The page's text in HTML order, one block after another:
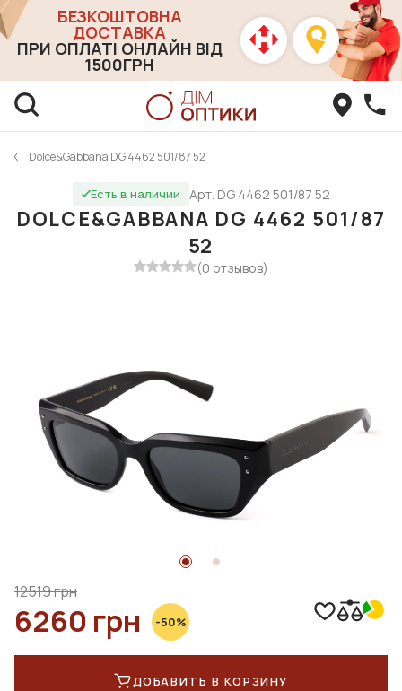
БЕЗКОШТОВНА
ДОСТАВКА
ПРИ ОПЛАТІ ОНЛАЙН ВІД
1500ГРН
Dolce&Gabbana DG 4462 501/87 52
Есть в наличии Арт. DG 4462 501/87 52
DOLCE&GABBANA DG 4462 501/87
52
(0 отзывов)
12519 грн
6260 грн -50%
ДОБАВИТЬ В КОРЗИНУ